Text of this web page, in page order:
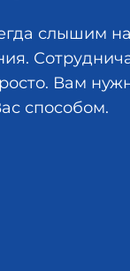
слышим
Вам
способом.